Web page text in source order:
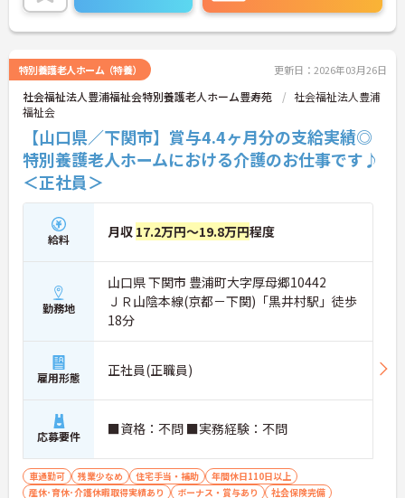
特別養護老人ホーム（特養） 更新日：2026年03月26日
社会福祉法人豊浦福祉会特別養護老人ホーム豊寿苑
社会福祉法人豊浦
福祉会
【山口県／下関市】賞与4.4ヶ月分の支給実績◎
特別養護老人ホームにおける介護のお仕事です♪
＜正社員＞
給料 月収 17.2万円～19.8万円程度
勤務地
山口県 下関市 豊浦町大字厚母郷10442
ＪＲ山陰本線(京都－下関)「黒井村駅」徒歩
18分
雇用形態 正社員(正職員)
応募要件 ■資格：不問 ■実務経験：不問
車通勤可 残業少なめ 住宅手当・補助
年間休日110日以上
産休･育休･介護休暇取得実績あり
ボーナス・賞与あり 社会保険完備